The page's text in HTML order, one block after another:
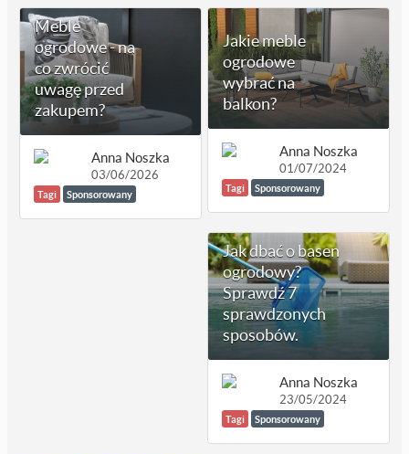
Meble
ogrodowe - na
co zwrócić
uwagę przed
zakupem?
Anna Noszka
03/06/2026
Tagi Sponsorowany
Jakie meble
ogrodowe
wybrać na
balkon?
Anna Noszka
01/07/2024
Tagi Sponsorowany
Jak dbać o basen
ogrodowy?
Sprawdź 7
sprawdzonych
sposobów.
Anna Noszka
23/05/2024
Tagi Sponsorowany